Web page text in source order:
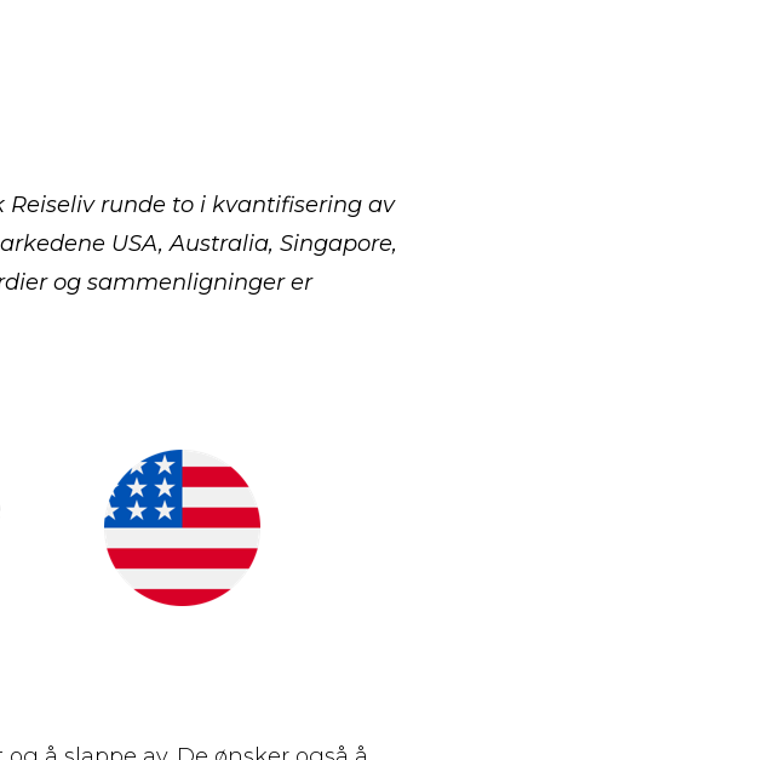
runde to i kvantifisering av
USA, Australia, Singapore,
og sammenligninger er